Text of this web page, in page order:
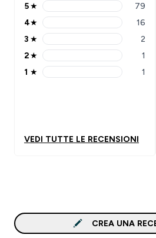
5 stars rating 79 reviews
5★ 79
4 stars rating 16 reviews
4★ 16
3 stars rating 2 reviews
3 ★ 2
2 stars rating 1 reviews
2★ 1
1 stars rating 1 reviews
1 ★ 1
VEDI TUTTE LE RECENSIONI
CREA UNA